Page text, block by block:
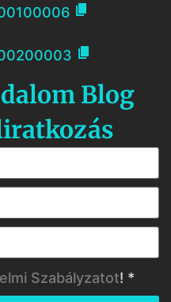


Blog
Szabályzatot! *